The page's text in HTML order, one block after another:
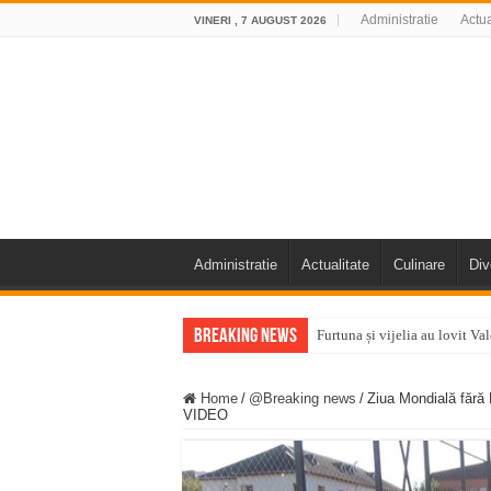
VINERI , 7 AUGUST 2026 Administratie
Administratie Actualitate Culinare
Breaking News Furtuna și vijelia au lovit
ANUNŢ OPRIRE ANUNŢ
Anunț important –
Ștrandul Termal Ring din
Home / @Breaking news / Ziua Mondială
VIDEO